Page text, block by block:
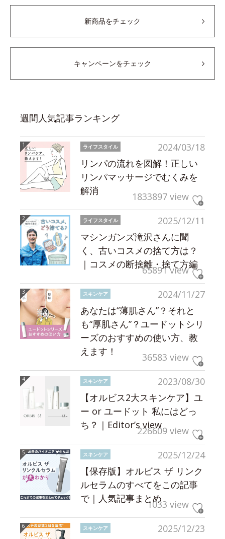
新商品をチェック
キャンペーンをチェック
週間人気記事ランキング
2024/03/18
ライフスタイル
リンパの流れを図解！正しい
リンパマッサージでむくみを
解消
1833897 view
2025/12/11
ライフスタイル
マシンガンズ滝沢さんに聞
く、古いコスメの捨て方は？
｜コスメの断捨離・捨て方編
65891 view
2024/11/27
スキンケア
あなたは“薄肌さん”？それと
も“厚肌さん”？ユードットシリ
ーズのおすすめの使い方、教
えます！
36583 view
2023/08/30
スキンケア
【オルビス2大スキンケア】ユ
ー or ユードット 私にはどっ
ち？｜Editor’s view226609 view
2025/12/24
スキンケア
【保存版】オルビス ザ リンク
ルセラムのすべてをこの記事
で｜人気記事まとめ1033 view
2025/12/23
スキンケア